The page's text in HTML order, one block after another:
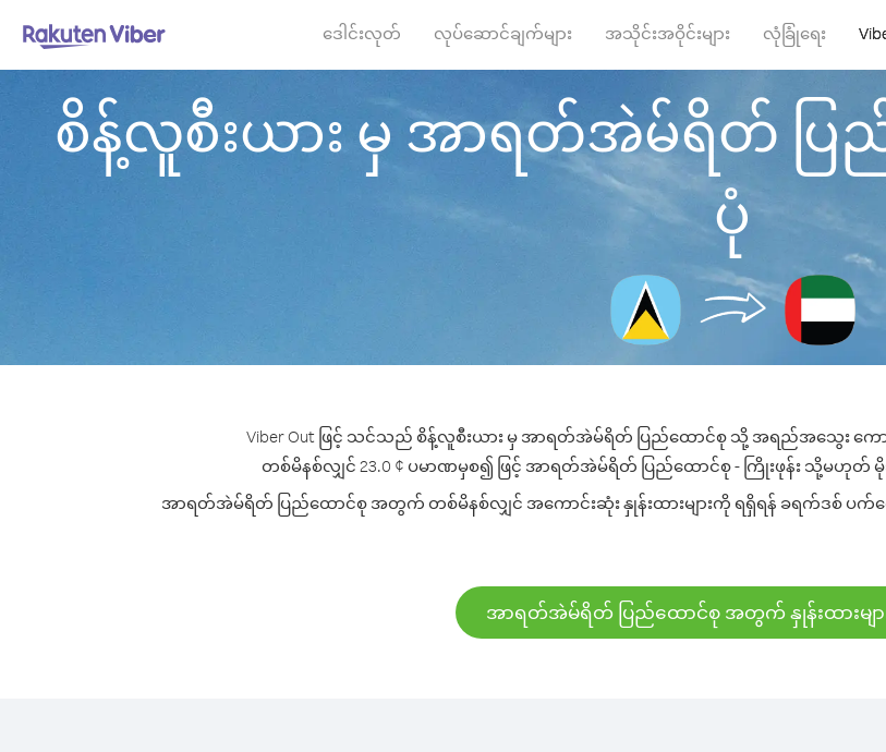
ဒေါင်းလုတ် လုပ်ဆောင်ချက်များ အသိုင်းအဝိုင်းများ လုံခြုံရေး
စိန့်လူစီးယား မှ အာရတ်အဲမ်ရိတ် ပြ
ပုံ
Viber Out ဖြင့် သင်သည် စိန့်လူစီးယား မှ အာရတ်အဲမ်ရိတ် ပြည်ထောင်စု သို့ အရည်အသွေး ကော
တစ်မိနစ်လျှင် 23.0 ¢ ပမာဏမှစ၍ ဖြင့် အာရတ်အဲမ်ရိတ် ပြည်ထောင်စု - ကြိုးဖုန်း သို့မဟုတ်
အာရတ်အဲမ်ရိတ် ပြည်ထောင်စု အတွက် တစ်မိနစ်လျှင် အကောင်းဆုံး နှုန်းထားများကို ရရှိရန် ခရက်ဒစ် ပ
အာရတ်အဲမ်ရိတ် ပြည်ထောင်စု အတွက် နှုန်းထားမျာ